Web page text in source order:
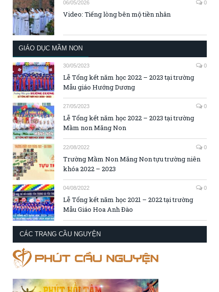
06/05/2026 0
Video: Tiếng lòng bên mộ tiền nhân
GIÁO DỤC MẦM NON
30/05/2023 0
Lễ Tổng kết năm học 2022 – 2023 tại trường
Mẫu giáo Hướng Dương
27/05/2023 0
Lễ Tổng kết năm học 2022 – 2023 tại trường
Mầm non Măng Non
22/08/2022 0
Trường Mầm Non Măng Non tựu trường niên
khóa 2022 – 2023
04/08/2022 0
Lễ Tổng kết năm học 2021 – 2022 tại trường
Mẫu Giáo Hoa Anh Đào
CÁC TRANG CẦU NGUYỆN